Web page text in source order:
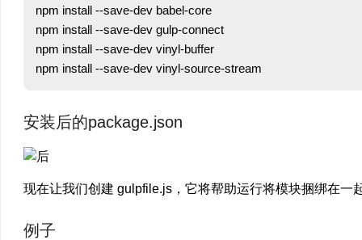
npm install --save-dev babel-core
npm install --save-dev gulp-connect
npm install --save-dev vinyl-buffer
安装后的package.json
现在让我们创建 gulpfile.js，它将帮助运行将模块捆绑在
例子